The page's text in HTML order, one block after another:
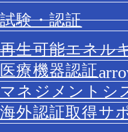
試験・認証
再生可能エネル
医療機器認証
マネジメントシ
海外認証取得サ